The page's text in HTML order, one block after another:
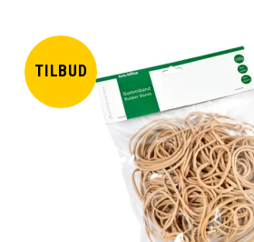
TILBUD